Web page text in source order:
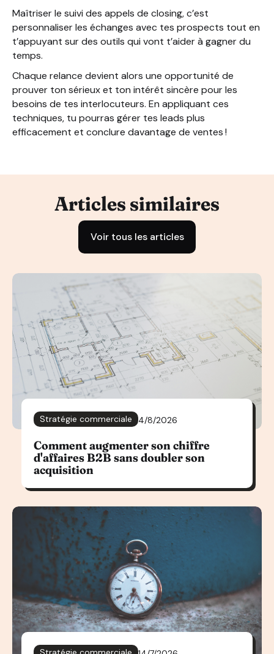
Maîtriser le suivi des appels de closing, c’est
personnaliser les échanges avec tes prospects tout en
t’appuyant sur des outils qui vont t’aider à gagner du
temps.
Chaque relance devient alors une opportunité de
prouver ton sérieux et ton intérêt sincère pour les
besoins de tes interlocuteurs. En appliquant ces
techniques, tu pourras gérer tes leads plus
efficacement et conclure davantage de ventes !
Articles similaires
Voir tous les articles
Stratégie commerciale 4/8/2026
Comment augmenter son chiffre
d'affaires B2B sans doubler son
acquisition